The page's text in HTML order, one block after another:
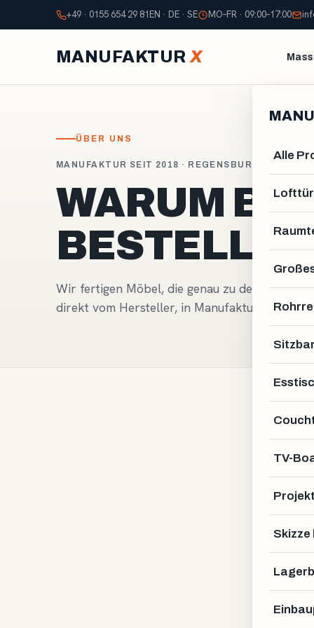
+49 · 0155 654 29 81EN · DE · SE MO–FR · 09:00–17:00
MANUFAKTURX
Alle
Lofttür
TV-
ÜBER UNS
MANUFAKTUR SEIT 2018 · REGENSBURG
WARUM BEI
Wir fertigen Möbel, die genau zu deiner
direkt vom Hersteller, in Manufakturqualität.